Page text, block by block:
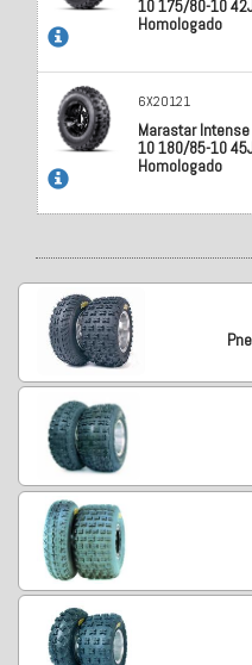
10 175/80-10
Homologado
6X20121
Marastar
10 180/85-10
Homologado